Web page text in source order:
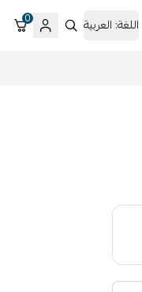
اللغة: العربية 0